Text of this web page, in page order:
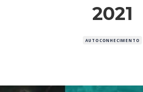
2021
AUTOCONHECIMENTO